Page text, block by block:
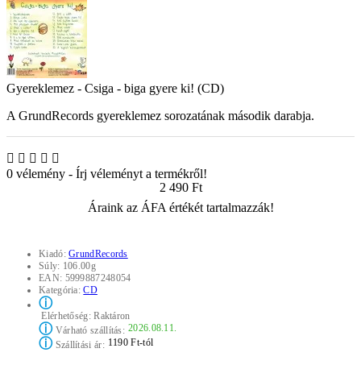
Gyereklemez - Csiga - biga gyere ki! (CD)
A GrundRecords gyereklemez sorozatának második darabja.
0 vélemény - Írj véleményt a termékről!
2 490 Ft
Áraink az ÁFA értékét tartalmazzák!
Kiadó:GrundRecords
Súly: 106.00g
EAN: 5999887248054
Kategória:CD
ⓘ
Elérhetőség:Raktáron
ⓘVárható szállítás: 2026.08.11.
ⓘSzállítási ár: 1190 Ft-tól